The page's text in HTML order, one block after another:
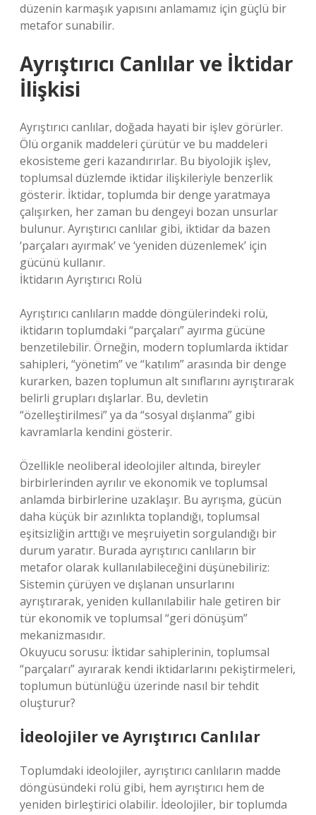
düzenin karmaşık yapısını anlamamız için güçlü bir
metafor sunabilir.
Ayrıştırıcı Canlılar ve İktidar
İlişkisi
Ayrıştırıcı canlılar, doğada hayati bir işlev görürler.
Ölü organik maddeleri çürütür ve bu maddeleri
ekosisteme geri kazandırırlar. Bu biyolojik işlev,
toplumsal düzlemde iktidar ilişkileriyle benzerlik
gösterir. İktidar, toplumda bir denge yaratmaya
çalışırken, her zaman bu dengeyi bozan unsurlar
bulunur. Ayrıştırıcı canlılar gibi, iktidar da bazen
‘parçaları ayırmak’ ve ‘yeniden düzenlemek’ için
gücünü kullanır.
İktidarın Ayrıştırıcı Rolü
Ayrıştırıcı canlıların madde döngülerindeki rolü,
iktidarın toplumdaki “parçaları” ayırma gücüne
benzetilebilir. Örneğin, modern toplumlarda iktidar
sahipleri, “yönetim” ve “katılım” arasında bir denge
kurarken, bazen toplumun alt sınıflarını ayrıştırarak
belirli grupları dışlarlar. Bu, devletin
“özelleştirilmesi” ya da “sosyal dışlanma” gibi
kavramlarla kendini gösterir.
Özellikle neoliberal ideolojiler altında, bireyler
birbirlerinden ayrılır ve ekonomik ve toplumsal
anlamda birbirlerine uzaklaşır. Bu ayrışma, gücün
daha küçük bir azınlıkta toplandığı, toplumsal
eşitsizliğin arttığı ve meşruiyetin sorgulandığı bir
durum yaratır. Burada ayrıştırıcı canlıların bir
metafor olarak kullanılabileceğini düşünebiliriz:
Sistemin çürüyen ve dışlanan unsurlarını
ayrıştırarak, yeniden kullanılabilir hale getiren bir
tür ekonomik ve toplumsal “geri dönüşüm”
mekanizmasıdır.
Okuyucu sorusu: İktidar sahiplerinin, toplumsal
“parçaları” ayırarak kendi iktidarlarını pekiştirmeleri,
toplumun bütünlüğü üzerinde nasıl bir tehdit
oluşturur?
İdeolojiler ve Ayrıştırıcı Canlılar
Toplumdaki ideolojiler, ayrıştırıcı canlıların madde
döngüsündeki rolü gibi, hem ayrıştırıcı hem de
yeniden birleştirici olabilir. İdeolojiler, bir toplumda